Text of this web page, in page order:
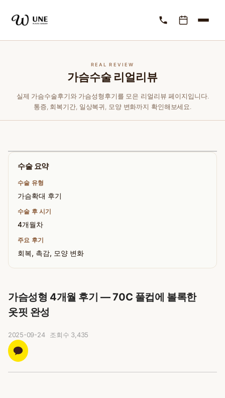
REAL REVIEW
가슴수술 리얼리뷰
실제 가슴수술후기와 가슴성형후기를 모은 리얼리뷰 페이지입니다.
통증, 회복기간, 일상복귀, 모양 변화까지 확인해보세요.
수술 요약
수술 유형
가슴확대 후기
수술 후 시기
4개월차
주요 후기
회복, 촉감, 모양 변화
가슴성형 4개월 후기 — 70C 풀컵에 볼록한
옷핏 완성
2025-09-24 조회수 3,435